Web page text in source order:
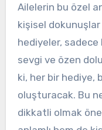
Ailelerin bu özel
kişisel dokunuşlar
hediyeler, sadece
sevgi ve özen
ki, her bir hediye,
oluşturacak. Bu
dikkatli olmak